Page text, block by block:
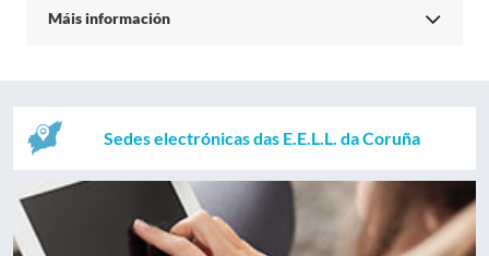
Máis información
Sedes electrónicas das E.E.L.L. da Coruña